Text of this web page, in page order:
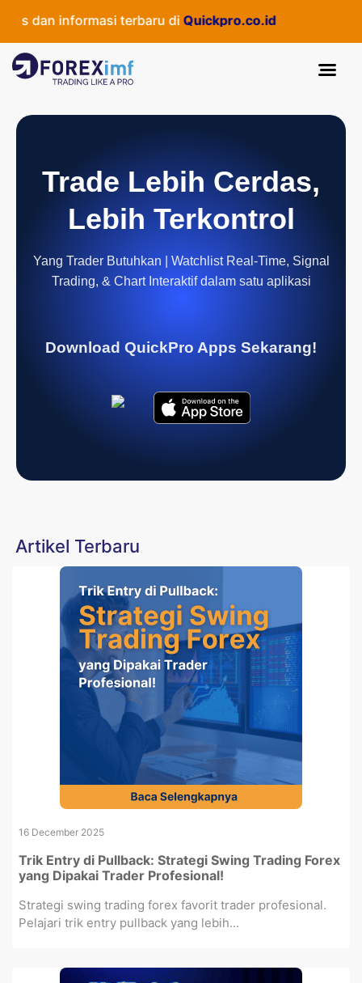
informasi terbaru diQuickpro.co.id
Trade Lebih Cerdas,
Lebih Terkontrol
Yang Trader Butuhkan | Watchlist Real-Time, Signal
Trading, & Chart Interaktif dalam satu aplikasi
Download QuickPro Apps Sekarang!
Artikel Terbaru
16 December 2025
Trik Entry di Pullback: Strategi Swing Trading Forex
yang Dipakai Trader Profesional!
Strategi swing trading forex favorit trader profesional.
Pelajari trik entry pullback yang lebih...